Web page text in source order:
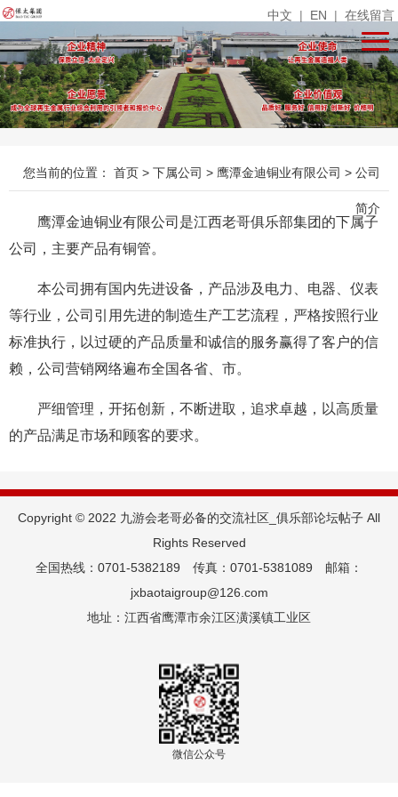
中文 | EN | 在线留言
您当前的位置： 首页 > 下属公司 > 鹰潭金迪铜业有限公司 > 公司
简介
鹰潭金迪铜业有限公司是江西老哥俱乐部集团的下属子
公司，主要产品有铜管。
本公司拥有国内先进设备，产品涉及电力、电器、仪表
等行业，公司引用先进的制造生产工艺流程，严格按照行业
标准执行，以过硬的产品质量和诚信的服务赢得了客户的信
赖，公司营销网络遍布全国各省、市。
严细管理，开拓创新，不断进取，追求卓越，以高质量
的产品满足市场和顾客的要求。
Copyright © 2022 九游会老哥必备的交流社区_俱乐部论坛帖子 All
Rights Reserved
全国热线：0701-5382189 传真：0701-5381089 邮箱：
jxbaotaigroup@126.com
地址：江西省鹰潭市余江区潢溪镇工业区
微信公众号